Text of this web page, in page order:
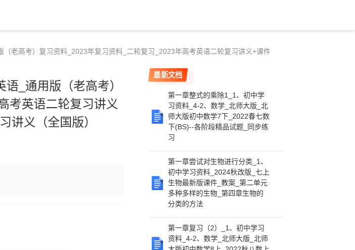
高考）复习资料_2023年复习资料_二轮复习_2023年高考英语二轮复习讲义+课件
_通用版（老高考）
考英语二轮复习讲义
讲义（全国版）
最新文档
第一章整式的乘除1_1、初中学
习资料_4-2、数学_北师大版_北
师大版初中数学7下_2022春七数
下(BS)--各阶段精品试题_同步练
习
第一章尝试对生物进行分类_1、
初中学习资料_2024秋改版_七上
生物最新版课件_教案_第二单元
多种多样的生物_第四章生物的
分类的方法
第一章复习（2）_1、初中学习
资料_4-2、数学_北师大版_北师